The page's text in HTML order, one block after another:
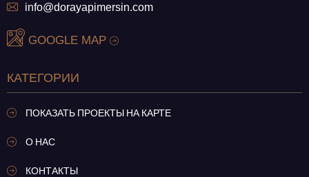
info@dorayapimersin.com
GOOGLE MAP
КАТЕГОРИИ
ПОКАЗАТЬ ПРОЕКТЫ НА КАРТЕ
О НАС
КОНТАКТЫ